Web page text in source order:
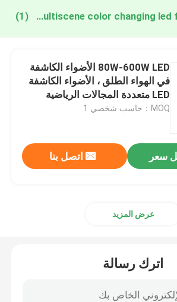
multiscene color changing led flood lights التصنيع عبر الإنترنت (1)
80W-600W LED الأضواء الكاشفة
في الهواء الطلق ، الأضواء الكاشفة
LED متعددة المجالات الرياضية
MOQ：حاسب شخصي 1
سعر اتصل بنا
عرض المزيد
اترك رسالة